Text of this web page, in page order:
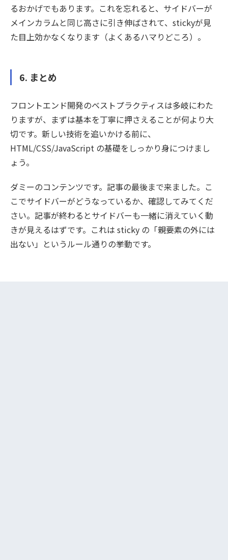
るおかげでもあります。これを忘れると、サイドバーが
メインカラムと同じ高さに引き伸ばされて、stickyが見
た目上効かなくなります（よくあるハマりどころ）。
6. まとめ
フロントエンド開発のベストプラクティスは多岐にわた
りますが、まずは基本を丁寧に押さえることが何より大
切です。新しい技術を追いかける前に、
HTML/CSS/JavaScript の基礎をしっかり身につけまし
ょう。
ダミーのコンテンツです。記事の最後まで来ました。こ
こでサイドバーがどうなっているか、確認してみてくだ
さい。記事が終わるとサイドバーも一緒に消えていく動
きが見えるはずです。これは sticky の「親要素の外には
出ない」というルール通りの挙動です。